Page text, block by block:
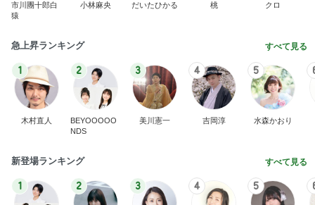
市川團十郎白
猿
小林麻央 だいたひかる 桃 クロ
急上昇ランキング すべて見る
1
木村直人
2
BEYOOOOO
NDS
3
美川憲一
4
吉岡淳
5
水森かおり
新登場ランキング すべて見る
1 2 3 4 5